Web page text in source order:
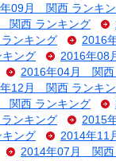
09月 関西 ランキ
関西 ランキング
ンキング 2016
ング 2016年08
2016年04月 関西
12月 関西 ランキ
関西 ランキング
ンキング 2015
ング 2014年11
2014年07月 関西